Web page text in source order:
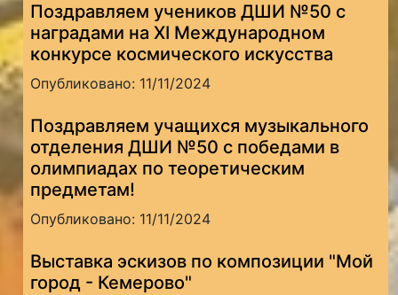
Поздравляем учеников ДШИ №50 с
наградами на XI Международном
конкурсе космического искусства
Опубликовано: 11/11/2024
Поздравляем учащихся музыкального
отделения ДШИ №50 с победами в
олимпиадах по теоретическим
предметам!
Опубликовано: 11/11/2024
Выставка эскизов по композиции "Мой
город - Кемерово"